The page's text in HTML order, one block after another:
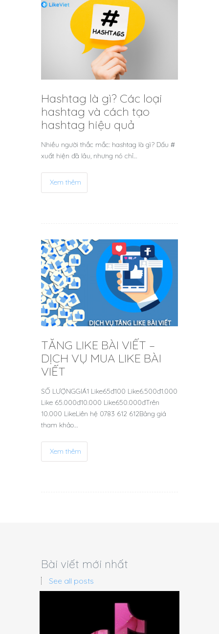
Hashtag là gì? Các loại
hashtag và cách tạo
hashtag hiệu quả
Nhiều người thắc mắc: hashtag là gì? Dấu #
xuất hiện đã lâu, nhưng nó chỉ…
Xem thêm
TĂNG LIKE BÀI VIẾT –
DỊCH VỤ MUA LIKE BÀI
VIẾT
SỐ LƯỢNGGIÁ1 Like65đ100 Like6.500đ1.000
Like 65.000đ10.000 Like650.000đTrên
10.000 LikeLiên hệ 0783 612 612Bảng giá
tham khảo…
Xem thêm
Bài viết mới nhất
See all posts